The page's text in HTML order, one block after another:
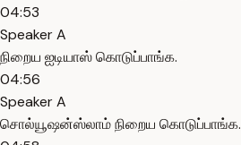
04:53
Speaker A
நிறைய ஐடியாஸ் கொடுப்பாங்க.
04:56
Speaker A
சொல்யூஷன்ஸ்லாம் நிறைய கொடுப்பாங்க.